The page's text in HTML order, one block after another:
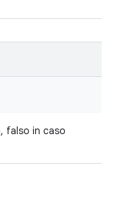
falso in caso